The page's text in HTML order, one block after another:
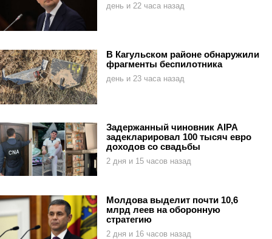
день и 22 часа назад
В Кагульском районе обнаружили
фрагменты беспилотника
день и 23 часа назад
Задержанный чиновник AIPA
задекларировал 100 тысяч евро
доходов со свадьбы
2 дня и 15 часов назад
Молдова выделит почти 10,6
млрд леев на оборонную
стратегию
2 дня и 16 часов назад